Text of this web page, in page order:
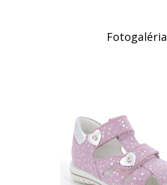
Fotogaléria